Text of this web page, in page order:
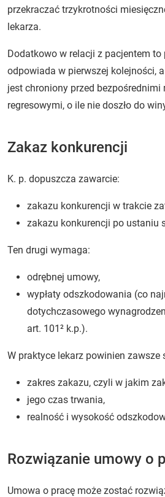
przekraczać trzykrotności
lekarza.
Dodatkowo w relacji z pacjentem
odpowiada w pierwszej kolejności,
jest chroniony przed bezpośrednimi
regresowymi, o ile nie doszło do
Zakaz konkurencji
K. p. dopuszcza zawarcie:
zakazu konkurencji w trakcie
zakazu konkurencji po ustaniu
Ten drugi wymaga:
odrębnej umowy,
wypłaty odszkodowania (co
dotychczasowego
art. 101² k.p.).
W praktyce lekarz powinien zawsze
zakres zakazu, czyli w jakim
jego czas trwania,
realność i wysokość
Rozwiązanie umowy o
Umowa o pracę może zostać